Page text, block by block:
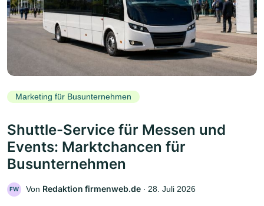
Marketing für Busunternehmen
Shuttle-Service für Messen und
Events: Marktchancen für
Busunternehmen
FW Von Redaktion firmenweb.de ‧ 28. Juli 2026